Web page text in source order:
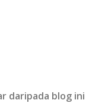
daripada blog ini